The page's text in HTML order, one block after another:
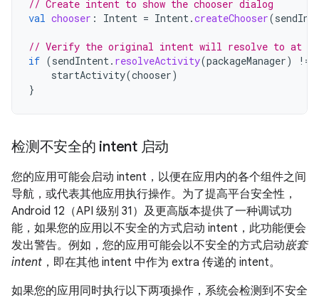
// Create intent to show the chooser dialog
val chooser : Intent = Intent.createChooser(
// Verify the original intent will resolve to at
if (sendIntent. resolveActivity(packageManager) !=
startActivity(chooser)
}
检测不安全的 intent 启动
您的应用可能会启动 intent，以便在应用内的各个组件之间
导航，或代表其他应用执行操作。为了提高平台安全性，
Android 12（API 级别 31）及更高版本提供了一种调试功
能，如果您的应用以不安全的方式启动 intent，此功能便会
发出警告。例如，您的应用可能会以不安全的方式启动嵌套
intent ，即在其他 intent 中作为 extra 传递的 intent。
如果您的应用同时执行以下两项操作，系统会检测到不安全